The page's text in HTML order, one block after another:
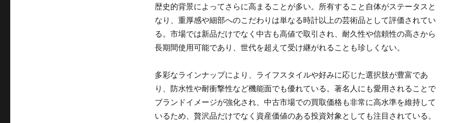
歴史的背景によってさらに高まることが多い。所有すること自体がステータスと
なり、重厚感や細部へのこだわりは単なる時計以上の芸術品として評価されてい
る。市場では新品だけでなく中古も高値で取引され、耐久性や信頼性の高さから
長期間使用可能であり、世代を超えて受け継がれることも珍しくない。
多彩なラインナップにより、ライフスタイルや好みに応じた選択肢が豊富であ
り、防水性や耐衝撃性など機能面でも優れている。著名人にも愛用されることで
ブランドイメージが強化され、中古市場での買取価格も非常に高水準を維持して
いるため、贅沢品だけでなく資産価値のある投資対象としても注目されている。